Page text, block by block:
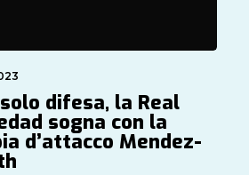
difesa, la Real
sogna con la
d’attacco Mendez-